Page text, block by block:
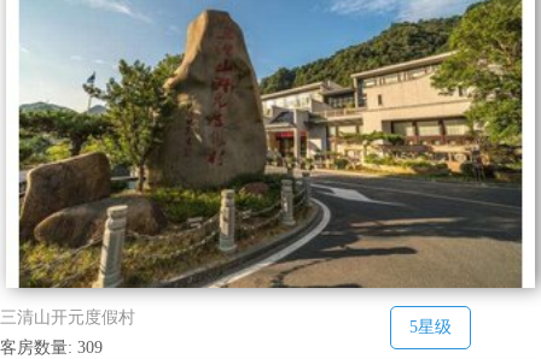
三清山开元度假村
客房数量: 309
5星级